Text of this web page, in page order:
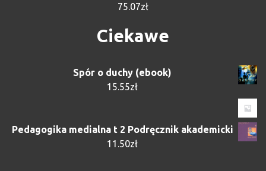
75.07zł
Ciekawe
Spór o duchy (ebook)
15.55zł
Pedagogika medialna t 2 Podręcznik akademicki
11.50zł